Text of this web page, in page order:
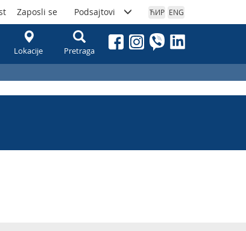
Lokacije Pretraga
Zaposli se Podsajtovi ЋИР ENG